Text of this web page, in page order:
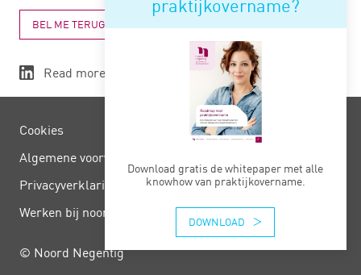
praktijkovername?
Download gratis de whitepaper met alle
knowhow van praktijkovername.
DOWNLOAD
BEL ME TERUG
Read more
Cookies
Algemene voorwaarden
Privacy­verklaring
Werken bij noord negentig
© Noord Negentig